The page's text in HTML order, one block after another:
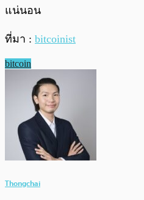
แน่นอน
ที่มา : bitcoinist
bitcoin
Thongchai